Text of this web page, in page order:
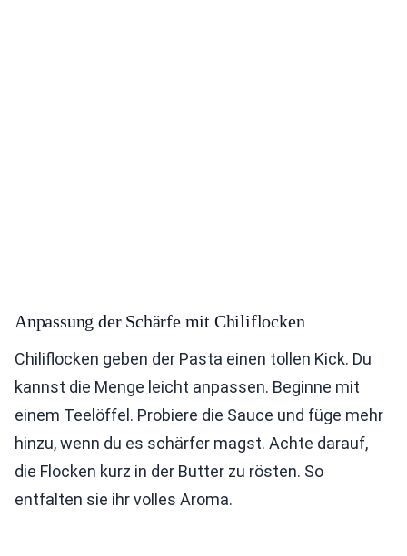
Anpassung der Schärfe mit Chiliflocken
Chiliflocken geben der Pasta einen tollen Kick. Du
kannst die Menge leicht anpassen. Beginne mit
einem Teelöffel. Probiere die Sauce und füge mehr
hinzu, wenn du es schärfer magst. Achte darauf,
die Flocken kurz in der Butter zu rösten. So
entfalten sie ihr volles Aroma.